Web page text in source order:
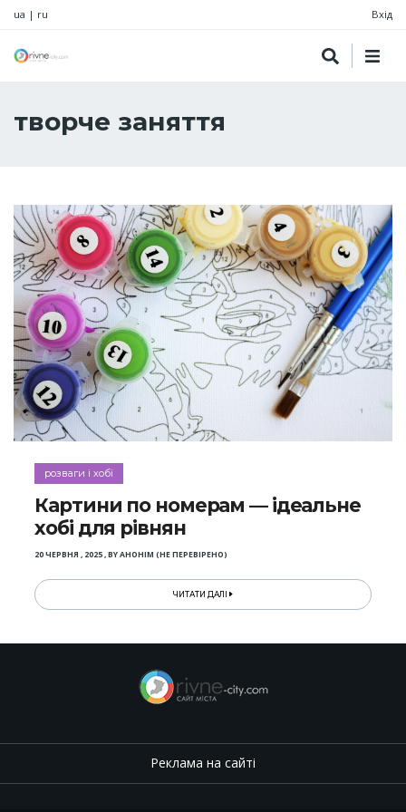
ua | ru Вхід
творче заняття
розваги і хобі
Картини по номерам — ідеальне
хобі для рівнян
20 ЧЕРВНЯ , 2025,BYАНОНІМ (НЕ ПЕРЕВІРЕНО)
ЧИТАТИ ДАЛІ
Реклама на сайті